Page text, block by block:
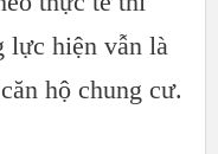
lực hiện vẫn là
hộ chung cư.